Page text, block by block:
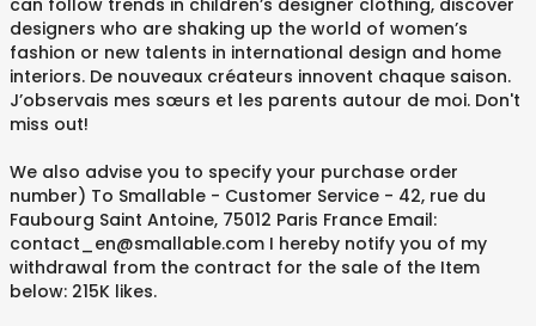
can follow trends in children’s designer clothing, discover
designers who are shaking up the world of women’s
fashion or new talents in international design and home
interiors. De nouveaux créateurs innovent chaque saison.
J’observais mes sœurs et les parents autour de moi. Don't
miss out!
We also advise you to specify your purchase order
number) To Smallable - Customer Service - 42, rue du
Faubourg Saint Antoine, 75012 Paris France Email:
contact_en@smallable.com I hereby notify you of my
withdrawal from the contract for the sale of the Item
below: 215K likes.